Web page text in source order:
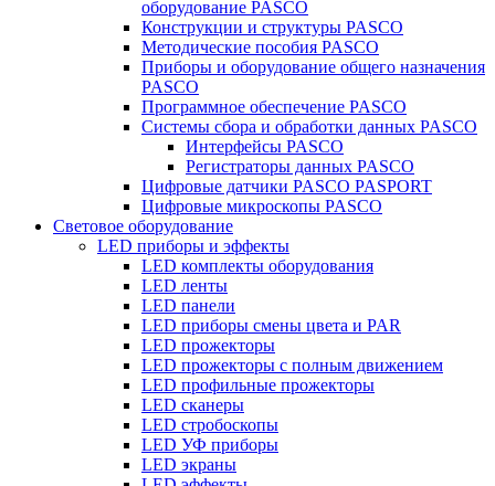
оборудование PASCO
Конструкции и структуры PASCO
Методические пособия PASCO
Приборы и оборудование общего назначения
PASCO
Программное обеспечение PASCO
Системы сбора и обработки данных PASCO
Интерфейсы PASCO
Регистраторы данных PASCO
Цифровые датчики PASCO PASPORT
Цифровые микроскопы PASCO
Световое оборудование
LED приборы и эффекты
LED комплекты оборудования
LED ленты
LED панели
LED приборы смены цвета и PAR
LED прожекторы
LED прожекторы с полным движением
LED профильные прожекторы
LED сканеры
LED стробоскопы
LED УФ приборы
LED экраны